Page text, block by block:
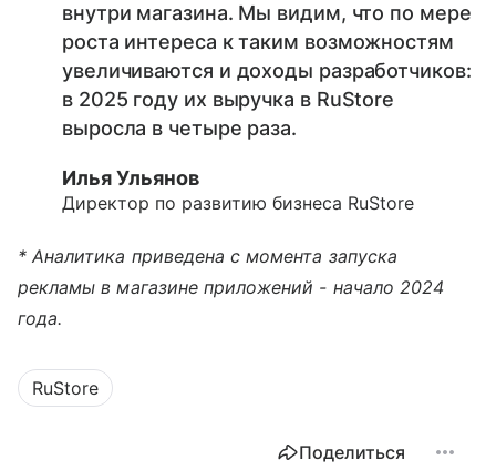
внутри магазина. Мы видим, что по мере
роста интереса к таким возможностям
увеличиваются и доходы разработчиков:
в 2025 году их выручка в RuStore
выросла в четыре раза.
Илья Ульянов
Директор по развитию бизнеса RuStore
* Аналитика приведена с момента запуска
рекламы в магазине приложений - начало 2024
года.
RuStore
Поделиться